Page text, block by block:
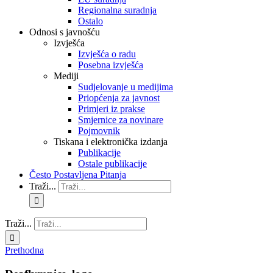
Regionalna suradnja
Ostalo
Odnosi s javnošću
Izvješća
Izvješća o radu
Posebna izvješća
Mediji
Sudjelovanje u medijima
Priopćenja za javnost
Primjeri iz prakse
Smjernice za novinare
Pojmovnik
Tiskana i elektronička izdanja
Publikacije
Ostale publikacije
Često Postavljena Pitanja
Traži...
Traži...
Prethodna